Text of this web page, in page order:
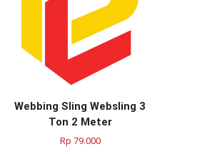
Webbing Sling Websling 3
Ton 2 Meter
Rp 79.000